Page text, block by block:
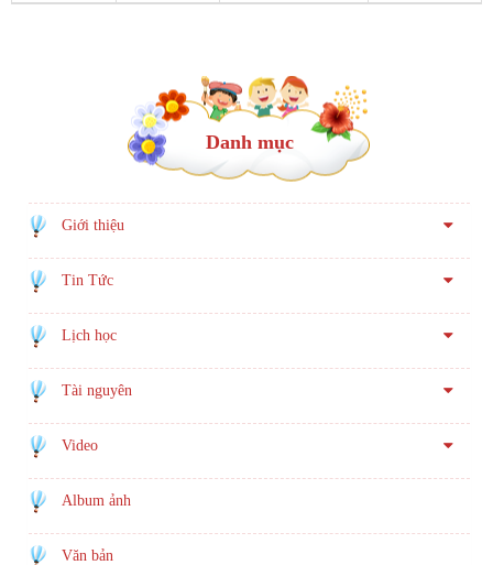
Danh mục
Giới thiệu
Tin Tức
Lịch học
Tài nguyên
Video
Album ảnh
Văn bản